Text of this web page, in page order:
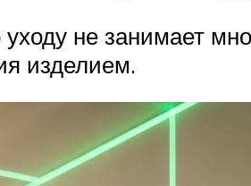
не занимает
изделием.